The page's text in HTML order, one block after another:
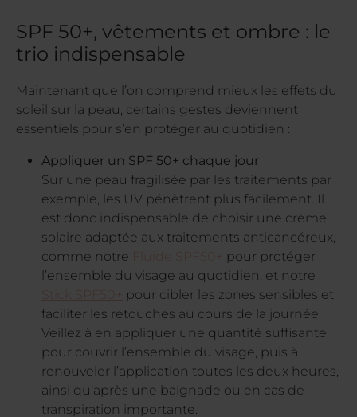
SPF 50+, vêtements et ombre : le
trio indispensable
Maintenant que l’on comprend mieux les effets du
soleil sur la peau, certains gestes deviennent
essentiels pour s’en protéger au quotidien :
Appliquer un SPF 50+ chaque jour
Sur une peau fragilisée par les traitements par
exemple, les UV pénètrent plus facilement. Il
est donc indispensable de choisir une crème
solaire adaptée aux traitements anticancéreux,
comme notre Fluide SPF50+ pour protéger
l’ensemble du visage au quotidien, et notre
Stick SPF50+ pour cibler les zones sensibles et
faciliter les retouches au cours de la journée.
Veillez à en appliquer une quantité suffisante
pour couvrir l’ensemble du visage, puis à
renouveler l’application toutes les deux heures,
ainsi qu’après une baignade ou en cas de
transpiration importante.